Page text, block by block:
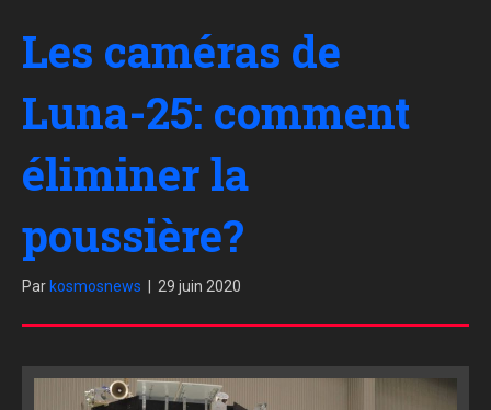
Les caméras de
Luna-25: comment
éliminer la
poussière?
Par kosmosnews 29 juin 2020